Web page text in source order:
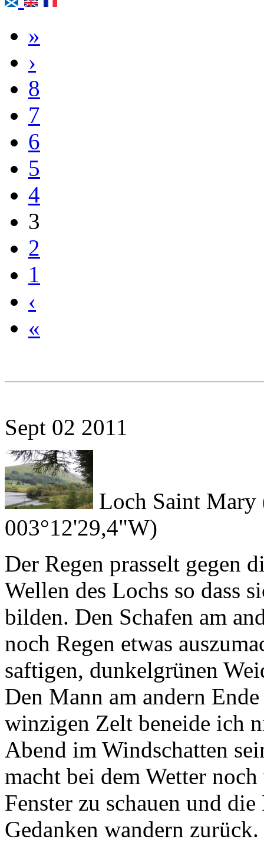
»
›
8
7
6
5
4
3
2
1
‹
«
Sept 02 2011
Loch Saint Mary
003°12'29,4"W)
Der Regen prasselt gegen
Wellen des Lochs so dass
bilden. Den Schafen am
noch Regen etwas
saftigen, dunkelgrünen
Den Mann am andern
winzigen Zelt beneide ich
Abend im Windschatten
macht bei dem Wetter
Fenster zu schauen und
Gedanken wandern zurück.